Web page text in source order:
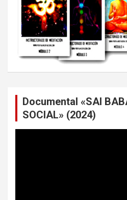
Documental «SAI
SOCIAL» (2024)